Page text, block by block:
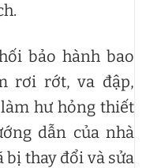
bảo hành bao
rơi rớt, va đập,
hư hỏng thiết
dẫn của nhà
bị thay đổi và sửa